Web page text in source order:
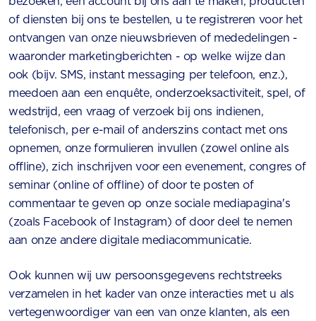
of diensten bij ons te bestellen, u te registreren voor het
ontvangen van onze nieuwsbrieven of mededelingen -
waaronder marketingberichten - op welke wijze dan
ook (bijv. SMS, instant messaging per telefoon, enz.),
meedoen aan een enquête, onderzoeksactiviteit, spel, of
wedstrijd, een vraag of verzoek bij ons indienen,
telefonisch, per e-mail of anderszins contact met ons
opnemen, onze formulieren invullen (zowel online als
offline), zich inschrijven voor een evenement, congres of
seminar (online of offline) of door te posten of
commentaar te geven op onze sociale mediapagina's
(zoals Facebook of Instagram) of door deel te nemen
aan onze andere digitale mediacommunicatie.
Ook kunnen wij uw persoonsgegevens rechtstreeks
verzamelen in het kader van onze interacties met u als
vertegenwoordiger van een van onze klanten, als een